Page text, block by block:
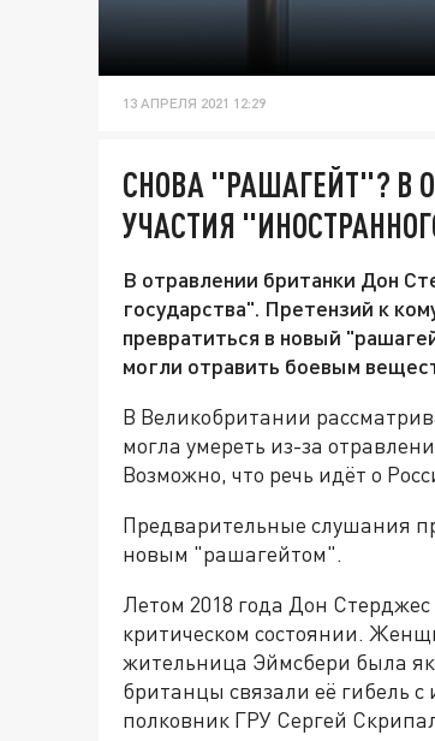
13 АПРЕЛЯ 2021 12:29
СНОВА "РАШАГЕЙТ"? В
УЧАСТИЯ
В отравлении британки Дон
государства". Претензий к
превратиться в новый
могли отравить боевым
В Великобритании
могла умереть из-за
Возможно, что речь идёт о
Предварительные слушания
новым "рашагейтом".
Летом 2018 года Дон
критическом состоянии.
жительница Эймсбери была
британцы связали её гибель
полковник ГРУ Сергей